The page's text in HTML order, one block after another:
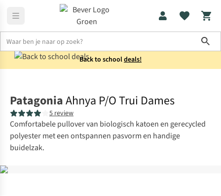
Back to schooldeals!
PatagoniaAhnya P/O Trui Dames
5 review
Comfortabele pullover van biologisch katoen en gerecycled
polyester met een ontspannen pasvorm en handige
buidelzak.